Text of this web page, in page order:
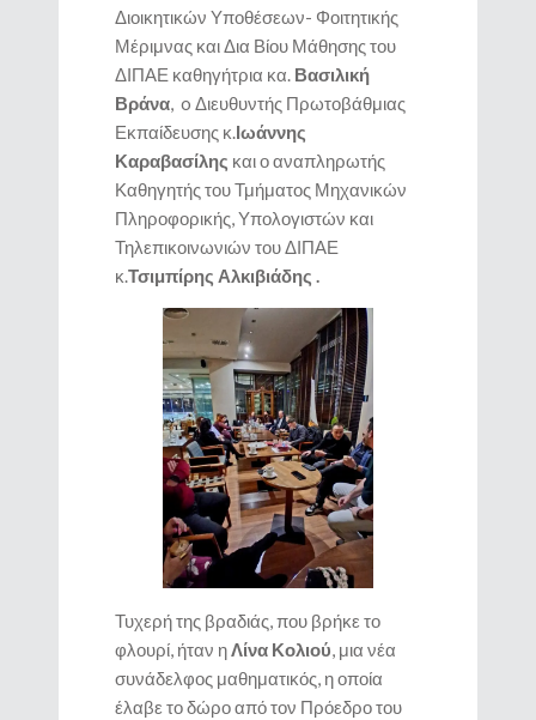
Διοικητικών Υποθέσεων- Φοιτητικής
Μέριμνας και Δια Βίου Μάθησης του
ΔΙΠΑΕ καθηγήτρια κα. Βασιλική
Βράνα, o Διευθυντής Πρωτοβάθμιας
Εκπαίδευσης κ.Ιωάννης
Καραβασίλης και ο αναπληρωτής
Καθηγητής του Τμήματος Μηχανικών
Πληροφορικής, Υπολογιστών και
Τηλεπικοινωνιών του ΔΙΠΑΕ
κ.Τσιμπίρης Αλκιβιάδης .
Τυχερή της βραδιάς, που βρήκε το
φλουρί, ήταν ηΛίνα Κολιού, μια νέα
συνάδελφος μαθηματικός, η οποία
έλαβε το δώρο από τον Πρόεδρο του